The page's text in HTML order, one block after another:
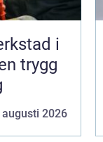
i
trygg
augusti 2026